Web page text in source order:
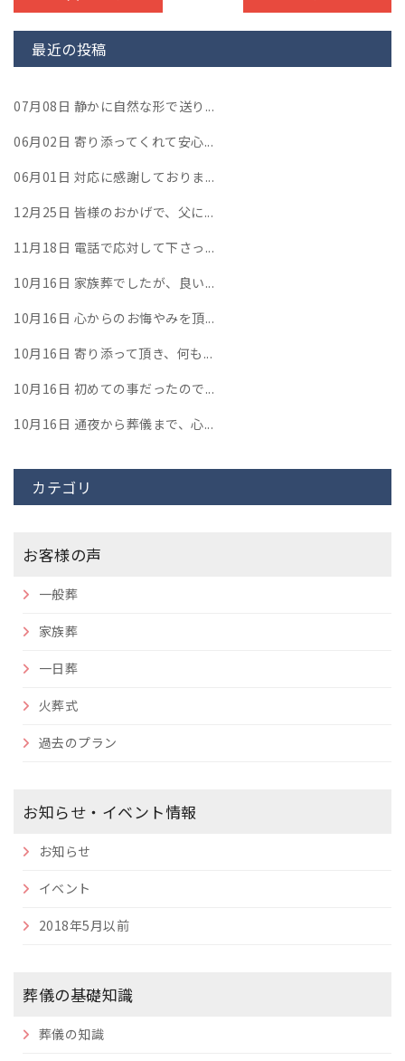
最近の投稿
07月08日 静かに自然な形で送り...
06月02日 寄り添ってくれて安心...
06月01日 対応に感謝しておりま...
12月25日 皆様のおかげで、父に...
11月18日 電話で応対して下さっ...
10月16日 家族葬でしたが、良い...
10月16日 心からのお悔やみを頂...
10月16日 寄り添って頂き、何も...
10月16日 初めての事だったので...
10月16日 通夜から葬儀まで、心...
カテゴリ
お客様の声
一般葬
家族葬
一日葬
火葬式
過去のプラン
お知らせ・イベント情報
お知らせ
イベント
2018年5月以前
葬儀の基礎知識
葬儀の知識